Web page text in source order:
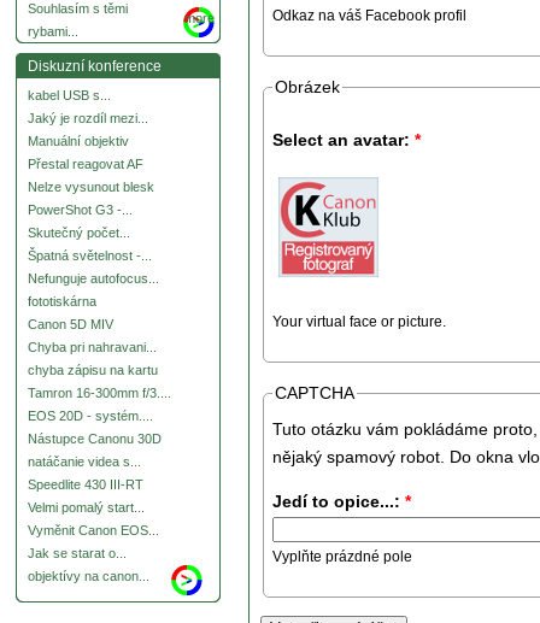
Souhlasím s těmi
rybami...
more
Diskuzní konference
kabel USB s...
Jaký je rozdíl mezi...
Manuální objektiv
Přestal reagovat AF
Nelze vysunout blesk
PowerShot G3 -...
Skutečný počet...
Špatná světelnost -...
Nefunguje autofocus...
fototiskárna
Canon 5D MIV
Chyba pri nahravani...
chyba zápisu na kartu
Tamron 16-300mm f/3....
EOS 20D - systém....
Nástupce Canonu 30D
natáčanie videa s...
Speedlite 430 III-RT
Velmi pomalý start...
Vyměnit Canon EOS...
Jak se starat o...
objektívy na canon...
Odkaz na váš Facebook profil
Obrázek
Select an avatar: *
Your virtual face or picture.
CAPTCHA
Tuto otázku vám pokládáme
nějaký spamový robot. Do okna
Jedí to opice...: *
Vyplňte prázdné pole